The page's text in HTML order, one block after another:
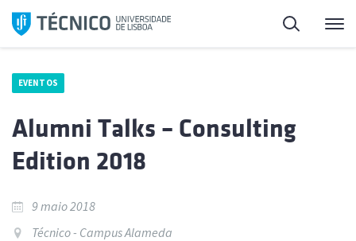
Saltar
para
Pesquisa
EVENTOS
Alumni Talks – Consulting
Edition 2018
9 maio 2018
Técnico - Campus Alameda